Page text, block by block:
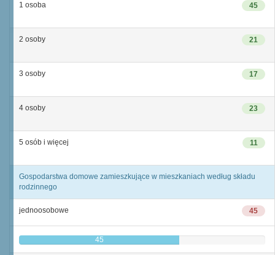
45
1 osoba
21
2 osoby
17
3 osoby
23
4 osoby
11
5 osób i więcej
Gospodarstwa domowe zamieszkujące w mieszkaniach według składu
rodzinnego
45
jednoosobowe
45